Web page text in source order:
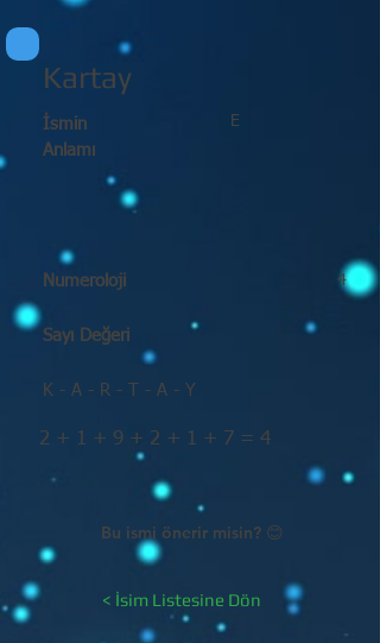
Kartay
E
İsmin
Anlamı
Numeroloji
Sayı Değeri
4
K - A - R - T - A - Y
2 + 1 + 9 + 2 + 1 + 7 = 4
Bu ismi önerir misin? 😊
< İsim Listesine Dön